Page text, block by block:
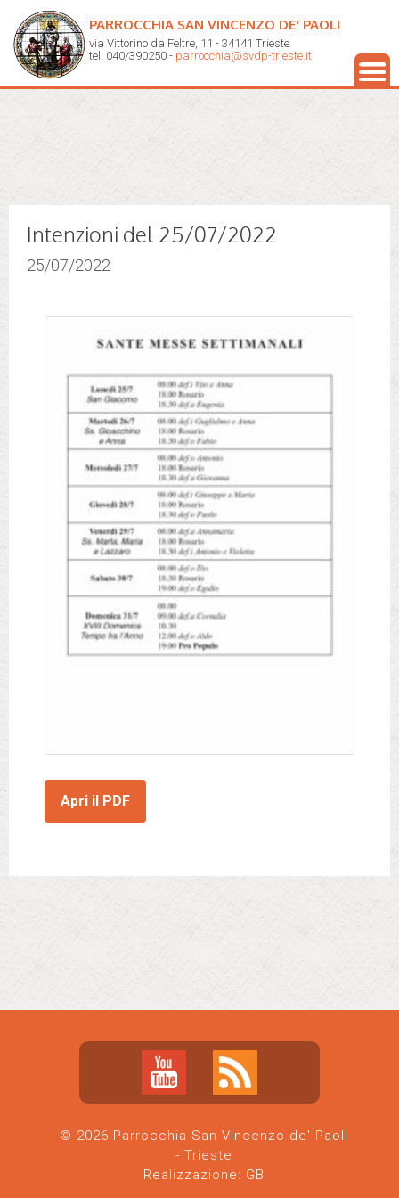
PARROCCHIA SAN VINCENZO DE' PAOLI
via Vittorino da Feltre, 11 - 34141 Trieste
tel. 040/390250 - parrocchia@svdp-trieste.it
Intenzioni del 25/07/2022
25/07/2022
Apri il PDF
© 2026 Parrocchia San Vincenzo de' Paoli
- Trieste
Realizzazione: GB